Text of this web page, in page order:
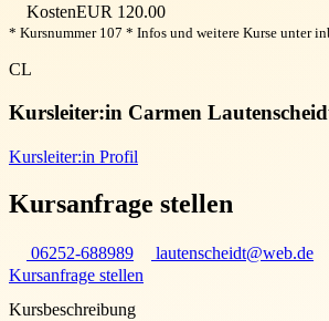
KostenEUR 120.00
* Kursnummer 107 * Infos und weitere Kurse unter
CL
Kursleiter:in Carmen
Kursleiter:in Profil
Kursanfrage stellen
06252-688989
lautenscheidt@web.de
Kursanfrage stellen
Kursbeschreibung